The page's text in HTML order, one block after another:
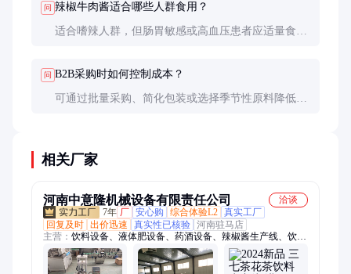
问 辣椒牛肉酱适合哪些人群食用？
适合嗜辣人群，但肠胃敏感或高血压患者应适量食
问 B2B采购时如何控制成本？
可通过批量采购、简化包装或选择季节性原料降低成
相关厂家
河南中意隆机械设备有限责任公司
洽谈
7年 厂 安心购 综合体验L2 真实工厂
回复及时 出价迅速 真实性已核验 河南驻马店
主营： 饮料设备、液体肥设备、药酒设备、辣椒酱生产线、饮料
生产线、桶装水设备、果汁饮料灌装设备、灌装机、日化设备生
产线、瓶装矿泉水生产线、碳酸饮料生产线、果酒加工设备、果